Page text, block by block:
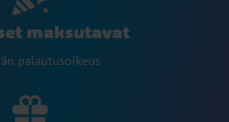
maksutavat
palautusoikeus